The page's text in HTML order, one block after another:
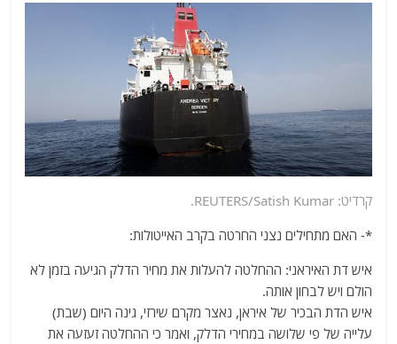
קרדיט: REUTERS/Satish Kumar.
*- האם מתחילים נצני החרטה בקרב האייטולות:
איש דת האיראני: ההחלטה להעלות את מחיר הדלק הגיעה בזמן לא
הולם ויש לבחון אותה.
איש הדת הבכיר של איראן, נאצר מקרם שירזי, גינה היום (שבת)
עלייה של פי שלושה במחירי הדלק, ואמר כי ההחלטה זעזעה את